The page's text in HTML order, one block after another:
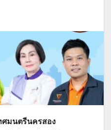
ศมนตรีนครสอง